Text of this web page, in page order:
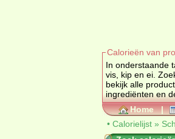
Calorieën van
In onderstaande tabel
bekijk alle
Home |
• Calorielijst »